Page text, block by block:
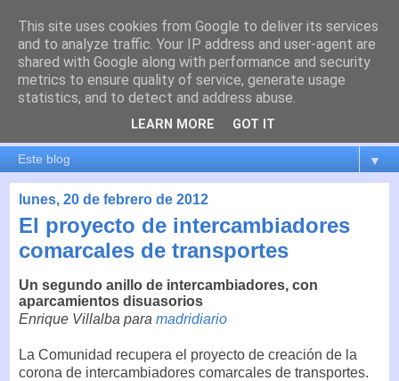
es por madrid
El blog de Madrid y su actualidad, proyectos, transporte,
movilidad, arquitectura, participación, medio ambiente,
educación, empleo, ...
▼
lunes, 20 de febrero de 2012
El proyecto de intercambiadores
comarcales de transportes
Un segundo anillo de intercambiadores, con
aparcamientos disuasorios
Enrique Villalba para madridiario
La Comunidad recupera el proyecto de creación de la
corona de intercambiadores comarcales de transportes.
This site uses cookies from Google to deliver its services
and to analyze traffic. Your IP address and user-agent are
shared with Google along with performance and security
metrics to ensure quality of service, generate usage
statistics, and to detect and address abuse.
LEARN MORE GOT IT